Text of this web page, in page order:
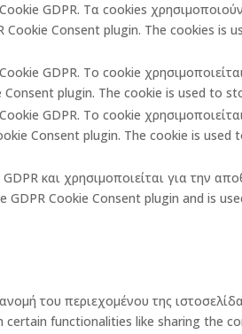
GDPR. Τα cookies
Cookie Consent plugin. The cookies
GDPR. Το cookie
Consent plugin. The cookie is used
GDPR. Το cookie
Consent plugin. The cookie is
και χρησιμοποιείται για την
GDPR Cookie Consent plugin and is
του περιεχομένου της
certain functionalities like sharing